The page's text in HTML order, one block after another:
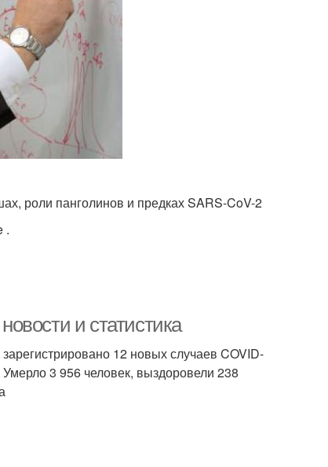
роли панголинов и предках SARS-CoV-2
.
и статистика
12 новых случаев COVID-
3 956 человек, выздоровели 238